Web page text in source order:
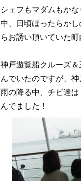
シェフもマダムもか
中、日頃ほったらか
らお誘い頂いていた
神戸遊覧船クルーズ
んでいたのですが、
雨の降る中、チビ達
んでました！